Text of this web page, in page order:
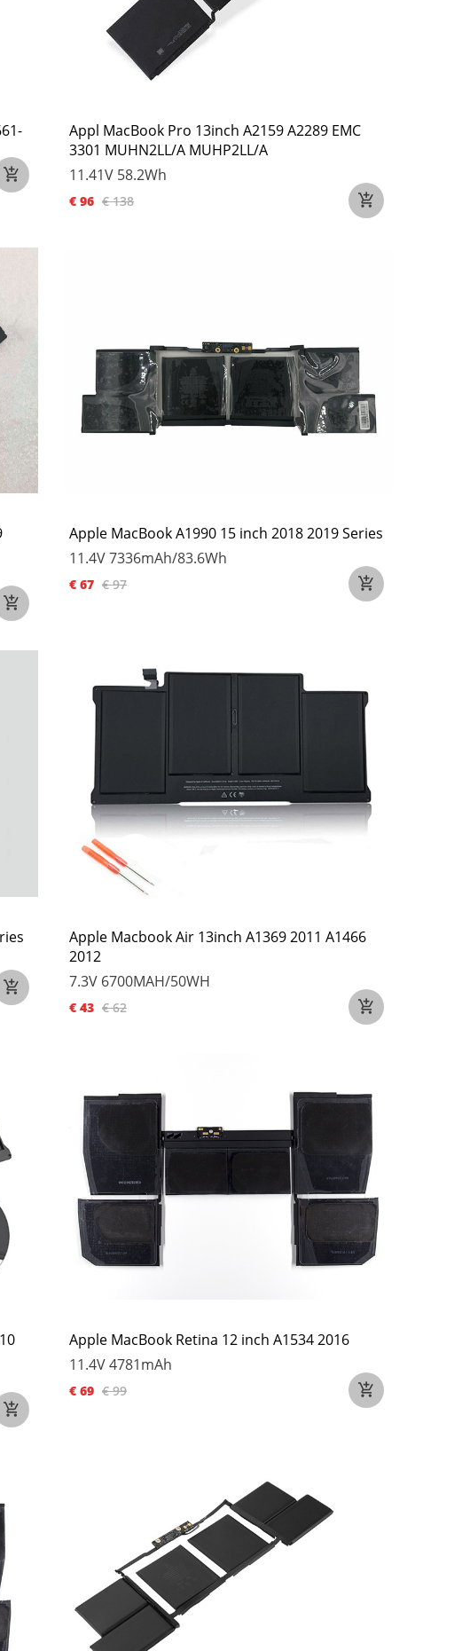
Appl MacBook Pro 13inch A2159 A2289 EMC
3301 MUHN2LL/A MUHP2LL/A
11.41V 58.2Wh
€ 96 € 138
Apple MacBook A1990 15 inch 2018 2019 Series
11.4V7336mAh/83.6Wh
€ 67 € 97
Apple Macbook Air 13inch A1369 2011 A1466
2012
7.3V 6700MAH/50WH
€ 43 € 62
Apple MacBook Retina 12 inch A1534 2016
11.4V4781mAh
€ 69 € 99